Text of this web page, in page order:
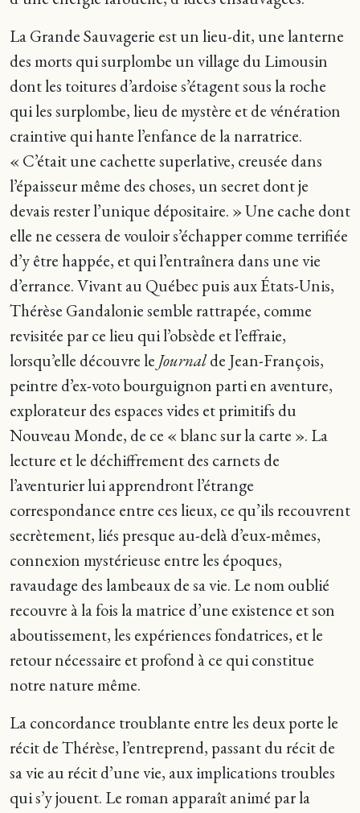
La Grande Sauvagerie est un lieu-dit, une lanterne
des morts qui surplombe un village du Limousin
dont les toitures d’ardoise s’étagent sous la roche
qui les surplombe, lieu de mystère et de vénération
craintive qui hante l’enfance de la narratrice.
« C’était une cachette superlative, creusée dans
l’épaisseur même des choses, un secret dont je
devais rester l’unique dépositaire. » Une cache dont
elle ne cessera de vouloir s’échapper comme terrifiée
d’y être happée, et qui l’entraînera dans une vie
d’errance. Vivant au Québec puis aux États-Unis,
Thérèse Gandalonie semble rattrapée, comme
revisitée par ce lieu qui l’obsède et l’effraie,
lorsqu’elle découvre le Journalde Jean-François,
peintre d’ex-voto bourguignon parti en aventure,
explorateur des espaces vides et primitifs du
Nouveau Monde, de ce « blanc sur la carte ». La
lecture et le déchiffrement des carnets de
l’aventurier lui apprendront l’étrange
correspondance entre ces lieux, ce qu’ils recouvrent
secrètement, liés presque au-delà d’eux-mêmes,
connexion mystérieuse entre les époques,
ravaudage des lambeaux de sa vie. Le nom oublié
recouvre à la fois la matrice d’une existence et son
aboutissement, les expériences fondatrices, et le
retour nécessaire et profond à ce qui constitue
notre nature même.
La concordance troublante entre les deux porte le
récit de Thérèse, l’entreprend, passant du récit de
sa vie au récit d’une vie, aux implications troubles
qui s’y jouent. Le roman apparaît animé par la